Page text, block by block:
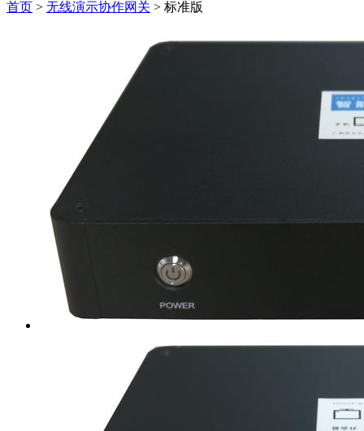
首页 > 无线演示协作网关 > 标准版